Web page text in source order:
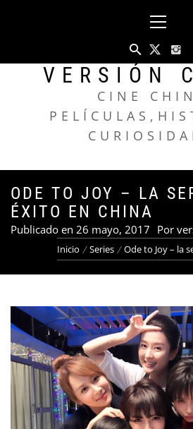
principal
VERSIÓN
CINE
ODE TO JOY – LA
ÉXITO EN CHINA
Publicado en 26 mayo, 2017 Por
Inicio Series Ode to Joy – la